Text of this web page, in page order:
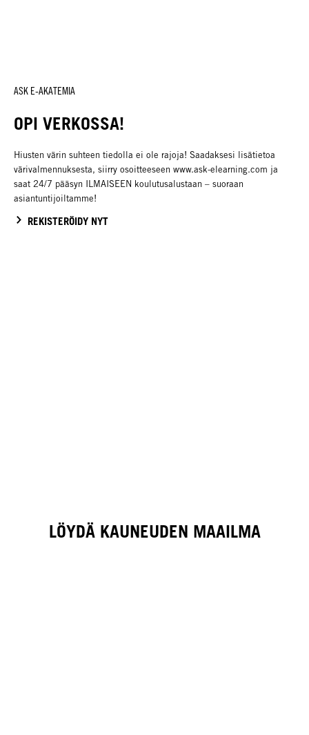
ASK E-AKATEMIA
OPI VERKOSSA!
Hiusten värin suhteen tiedolla ei ole rajoja! Saadaksesi lisätietoa
värivalmennuksesta, siirry osoitteeseen www.ask-elearning.com ja
saat 24/7 pääsyn ILMAISEEN koulutusalustaan – suoraan
asiantuntijoiltamme!
REKISTERÖIDY NYT
LÖYDÄ KAUNEUDEN MAAILMA